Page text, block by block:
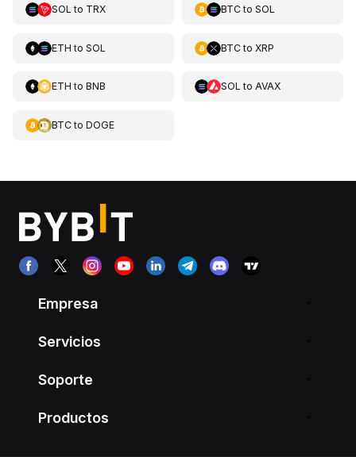
SOL to TRX BTCto SOL
ETH to SOL BTCto XRP
ETH to BNB SOL to AVAX
BTCto DOGE
Empresa
Servicios
Soporte
Productos